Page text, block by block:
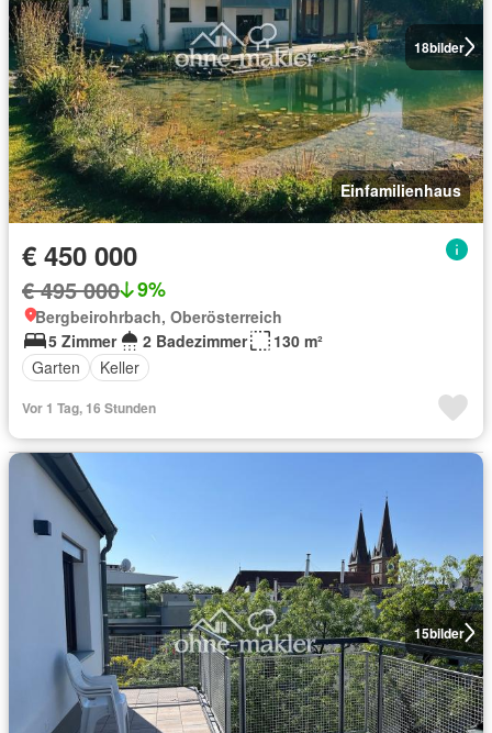
18bilder
Einfamilienhaus
€ 450 000
€ 495 000 9%
Bergbeirohrbach, Oberösterreich
5 Zimmer
2 Badezimmer
130 m²
Garten
Keller
Vor 1 Tag, 16 Stunden
15bilder